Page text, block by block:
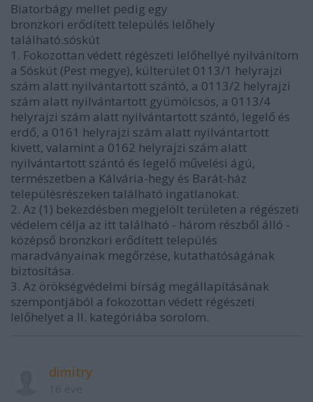
Biatorbágy mellet pedig egy
bronzkori erődített település lelőhely
található.sóskút
1. Fokozottan védett régészeti lelőhellyé nyilvánítom
a Sóskút (Pest megye), külterület 0113/1 helyrajzi
szám alatt nyilvántartott szántó, a 0113/2 helyrajzi
szám alatt nyilvántartott gyümölcsös, a 0113/4
helyrajzi szám alatt nyilvántartott szántó, legelő és
erdő, a 0161 helyrajzi szám alatt nyilvántartott
kivett, valamint a 0162 helyrajzi szám alatt
nyilvántartott szántó és legelő művelési ágú,
természetben a Kálvária-hegy és Barát-ház
településrészeken található ingatlanokat.
2. Az (1) bekezdésben megjelölt területen a régészeti
védelem célja az itt található - három részből álló -
középső bronzkori erődített település
maradványainak megőrzése, kutathatóságának
biztosítása.
3. Az örökségvédelmi bírság megállapításának
szempontjából a fokozottan védett régészeti
lelőhelyet a II. kategóriába sorolom.
dimitry